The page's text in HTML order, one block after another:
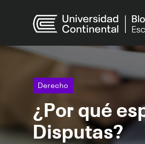
Derecho
¿Por qué
Disputas?